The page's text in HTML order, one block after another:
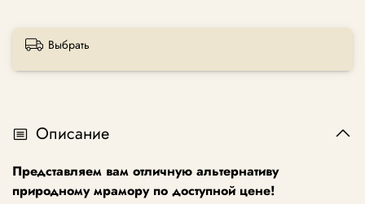
Выбрать
Описание
Представляем вам отличную альтернативу
природному мрамору по доступной цене!